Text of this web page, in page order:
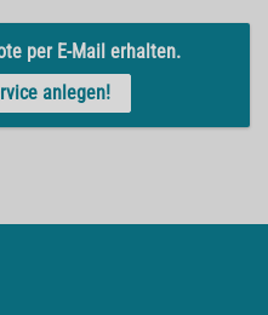
per E-Mail erhalten.
anlegen!